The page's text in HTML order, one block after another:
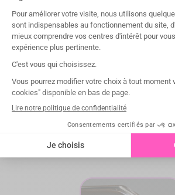
Endo Tweezers®
Les gorges longitudinales et
Tweezers® simplifient la manipulation
de forme cylindrique. Elles sont idéales